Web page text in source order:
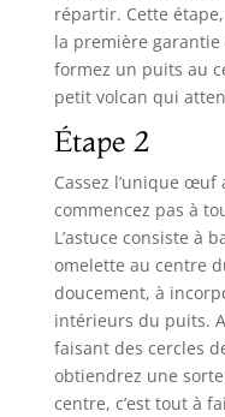
répartir. Cette
la première garantie
formez un puits au
petit volcan qui
Étape 2
Cassez l’unique
commencez pas à
L’astuce consiste à
omelette au centre
doucement, à
intérieurs du puits.
faisant des cercles
obtiendrez une
centre, c’est tout à